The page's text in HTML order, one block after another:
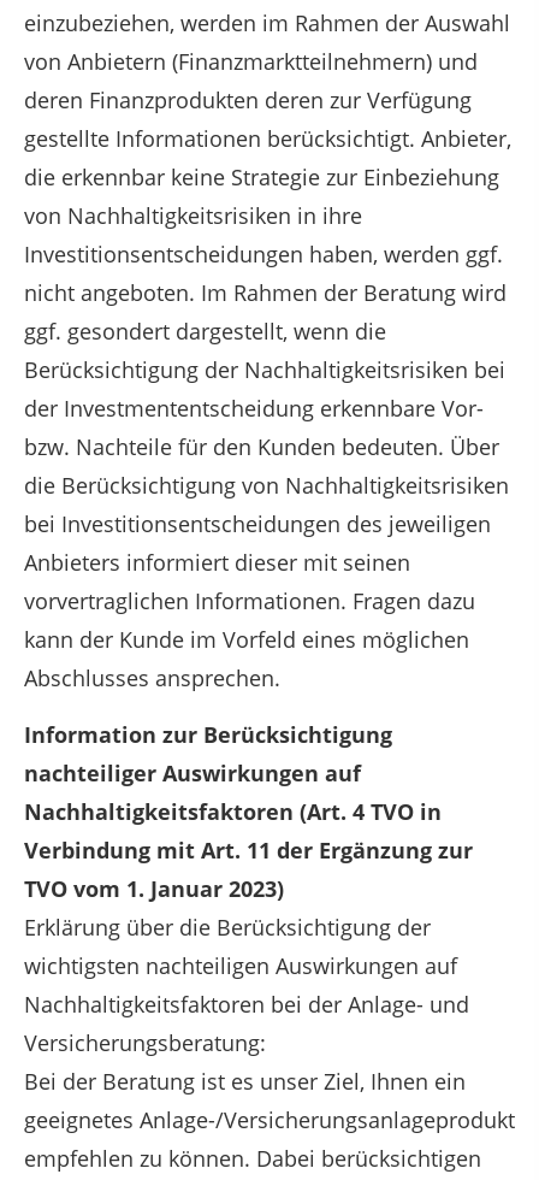
einzubeziehen, werden im Rahmen der Auswahl
von Anbietern (Finanzmarktteilnehmern) und
deren Finanzprodukten deren zur Verfügung
gestellte Informationen berücksichtigt. Anbieter,
die erkennbar keine Strategie zur Einbeziehung
von Nachhaltigkeitsrisiken in ihre
Investitionsentscheidungen haben, werden ggf.
nicht angeboten. Im Rahmen der Beratung wird
ggf. gesondert dargestellt, wenn die
Berücksichtigung der Nachhaltigkeitsrisiken bei
der Investmententscheidung erkennbare Vor-
bzw. Nachteile für den Kunden bedeuten. Über
die Berücksichtigung von Nachhaltigkeitsrisiken
bei Investitionsentscheidungen des jeweiligen
Anbieters informiert dieser mit seinen
vorvertraglichen Informationen. Fragen dazu
kann der Kunde im Vorfeld eines möglichen
Abschlusses ansprechen.
Information zur Berücksichtigung
nachteiliger Auswirkungen auf
Nachhaltigkeitsfaktoren (Art. 4 TVO in
Verbindung mit Art. 11 der Ergänzung zur
TVO vom 1. Januar 2023)
Erklärung über die Berücksichtigung der
wichtigsten nachteiligen Auswirkungen auf
Nachhaltigkeitsfaktoren bei der Anlage- und
Versicherungsberatung:
Bei der Beratung ist es unser Ziel, Ihnen ein
geeignetes Anlage-/Versicherungsanlageprodukt
empfehlen zu können. Dabei berücksichtigen